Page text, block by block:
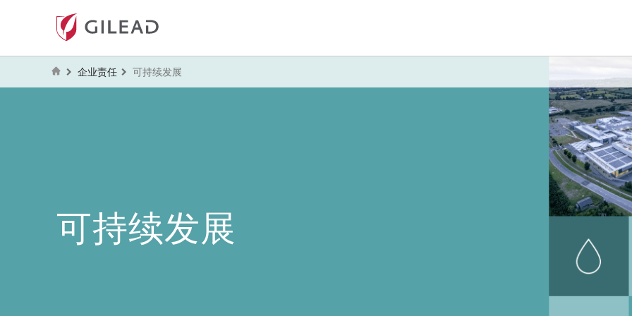
企业责任 可持续发展
可持续发展